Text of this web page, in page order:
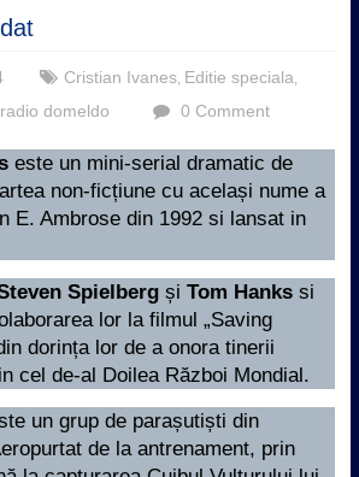
Cristian Ivanes, Editie speciala
radio domeldo 0 Comment
este un mini-serial dramatic de
non-ficțiune cu același nume a
E. Ambrose din 1992 si lansat in
Spielbergși Tom Hankssi
lor la filmul „Saving
dorința lor de a onora tinerii
cel de-al Doilea Război Mondial.
un grup de parașutiști din
de la antrenament, prin